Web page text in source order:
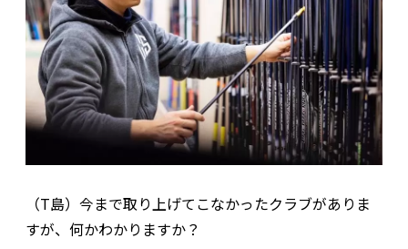
（T島）今まで取り上げてこなかったクラブがありま
すが、何かわかりますか？